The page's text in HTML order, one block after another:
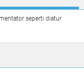
seperti diatur